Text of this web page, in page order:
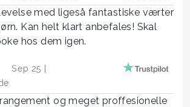
med ligeså fantastiske værter
Kan helt klart anbefales! Skal
hos dem igen.
Sep 25 |
og meget proffesionelle